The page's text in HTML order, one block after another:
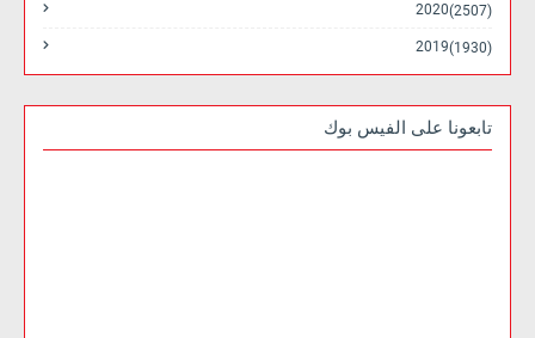
2020 (2507)
2019 (1930)
تابعونا على الفيس بوك